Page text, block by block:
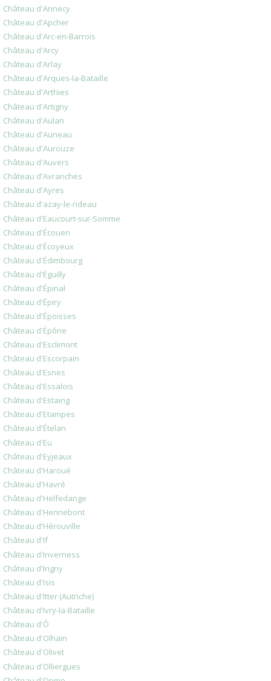
Château d'Annecy
Château d'Apcher
Château d'Arc-en-Barrois
Château d'Arcy
Château d'Arlay
Château d'Arques-la-Bataille
Château d'Arthies
Château d'Artigny
Château d'Aulan
Château d'Auneau
Château d'Aurouze
Château d'Auvers
Château d'Avranches
Château d'Ayres
Château d'azay-le-rideau
Château d'Eaucourt-sur-Somme
Château d'Écouen
Château d'Écoyeux
Château d'Édimbourg
Château d'Éguilly
Château d'Épinal
Château d'Épiry
Château d'Époisses
Château d'Épône
Château d'Esclimont
Château d'Escorpain
Château d'Esnes
Château d'Essalois
Château d'Estaing
Château d'Etampes
Château d'Ételan
Château d'Eu
Château d'Eyjeaux
Château d'Haroué
Château d'Havré
Château d'Helfedange
Château d'Hennebont
Château d'Hérouville
Château d'If
Château d'Inverness
Château d'Irigny
Château d'Isis
Château d'Itter (Autriche)
Château d'Ivry-la-Bataille
Château d'Ô
Château d'Olhain
Château d'Olivet
Château d'Olliergues